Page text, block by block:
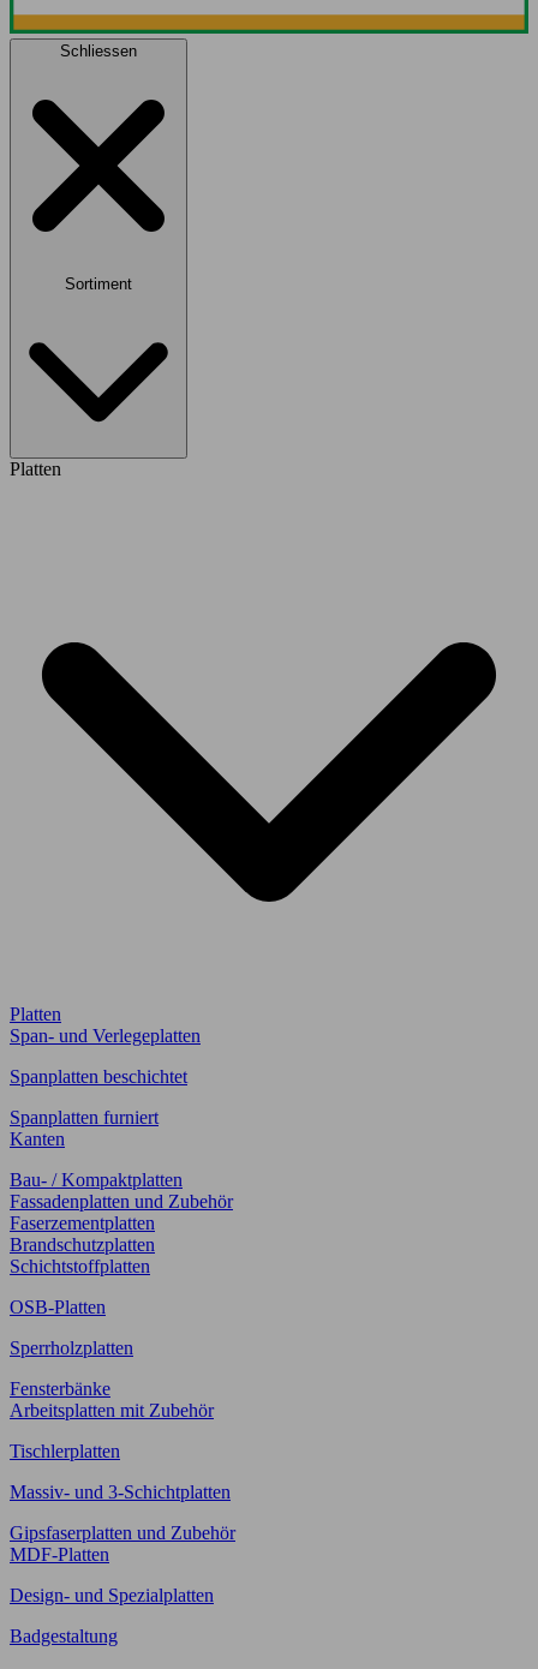
Schliessen
Sortiment
Platten
Platten
Span- und Verlegeplatten
Spanplatten beschichtet
Spanplatten furniert
Kanten
Bau- / Kompaktplatten
Fassadenplatten und Zubehör
Faserzementplatten
Brandschutzplatten
Schichtstoffplatten
OSB-Platten
Sperrholzplatten
Fensterbänke
Arbeitsplatten mit Zubehör
Tischlerplatten
Massiv- und 3-Schichtplatten
Gipsfaserplatten und Zubehör
MDF-Platten
Design- und Spezialplatten
Badgestaltung